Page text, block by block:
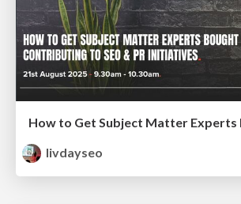
livdayseo